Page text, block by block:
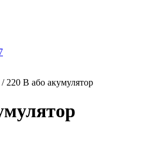
220 В або акумулятор